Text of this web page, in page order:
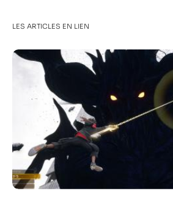
LES ARTICLES EN LIEN